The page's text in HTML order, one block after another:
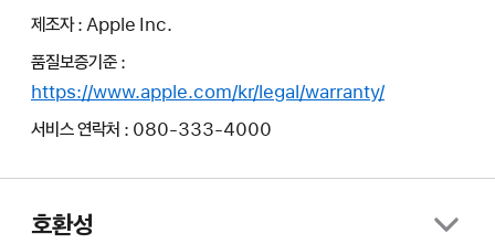
제조자 : Apple Inc.
품질보증기준 :
https://www.apple.com/kr/legal/warranty/
서비스 연락처 : 080-333-4000
호환성